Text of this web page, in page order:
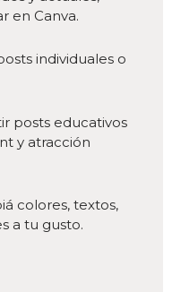
en Canva.
individuales o
posts educativos
y atracción
colores, textos,
a tu gusto.